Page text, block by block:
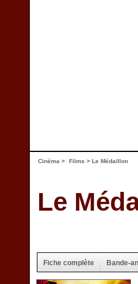
Cinéma > Films > Le Médaillon
Le
Fiche complète Bande-